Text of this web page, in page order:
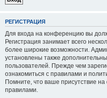
РЕГИСТРАЦИЯ
Для входа на конференцию вы
Регистрация занимает всего
более широкие возможности.
установлены также
пользователей. Прежде чем
ознакомиться с правилами и
Помните, что ваше присутствие
правилами.